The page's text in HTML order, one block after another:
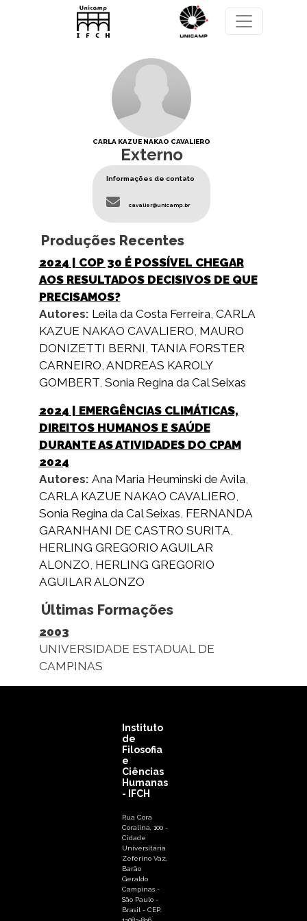
Pular para o conteúdo principal
CARLA KAZUE NAKAO CAVALIERO
Externo
Informações de contato
cavalier@unicamp.br
Produções Recentes
2024 | COP 30 É POSSÍVEL CHEGAR
AOS RESULTADOS DECISIVOS DE QUE
PRECISAMOS?
Autores: Leila da Costa Ferreira, CARLA
KAZUE NAKAO CAVALIERO MAURO
DONIZETTI BERNI TANIA FORSTER
CARNEIRO ANDREAS KAROLY
GOMBERT, Sonia Regina da Cal Seixas
2024 | EMERGÊNCIAS CLIMÁTICAS,
DIREITOS HUMANOS E SAÚDE
DURANTE AS ATIVIDADES DO CPAM
2024
Autores: Ana Maria Heuminski de Avila,
CARLA KAZUE NAKAO CAVALIERO
Sonia Regina da Cal Seixas FERNANDA
GARANHANI DE CASTRO SURITA
HERLING GREGORIO AGUILAR
ALONZO HERLING GREGORIO
AGUILAR ALONZO
Últimas Formações
2003
UNIVERSIDADE ESTADUAL DE
CAMPINAS
Instituto
de
Filosofia
e
Ciências
Humanas
- IFCH
Rua Cora
Coralina, 100 -
Cidade
Universitária
Zeferino Vaz,
Barão
Geraldo
Campinas -
São Paulo -
Brasil - CEP: